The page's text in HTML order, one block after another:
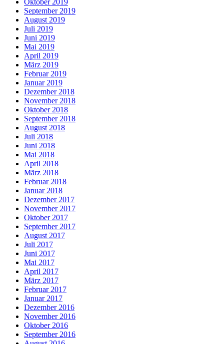
Oktober 2019
September 2019
August 2019
Juli 2019
Juni 2019
Mai 2019
April 2019
März 2019
Februar 2019
Januar 2019
Dezember 2018
November 2018
Oktober 2018
September 2018
August 2018
Juli 2018
Juni 2018
Mai 2018
April 2018
März 2018
Februar 2018
Januar 2018
Dezember 2017
November 2017
Oktober 2017
September 2017
August 2017
Juli 2017
Juni 2017
Mai 2017
April 2017
März 2017
Februar 2017
Januar 2017
Dezember 2016
November 2016
Oktober 2016
September 2016